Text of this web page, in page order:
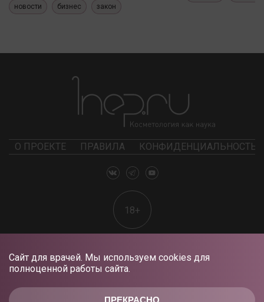
ПРЕКРАСНО
Сайт для врачей. Мы используем cookies для
полноценной работы сайта.
новости бизнес закон
О ПРОЕКТЕ ПРАВИЛА КОНФИДЕНЦИАЛЬНОСТЬ
18+